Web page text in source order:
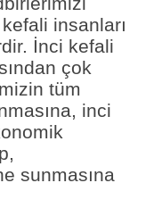
insanları
İnci kefali
çok
tüm
inci
sunmasına